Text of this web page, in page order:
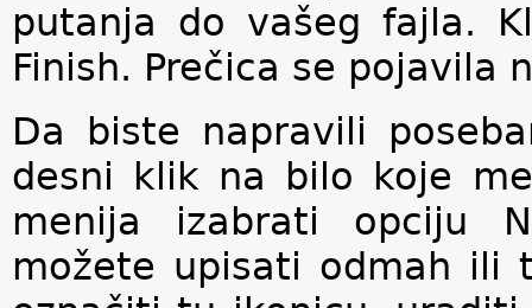
putanja do vašeg fajla.
Finish. Prečica se pojavila
Da biste napravili
desni klik na bilo koje
menija izabrati opciju
možete upisati odmah